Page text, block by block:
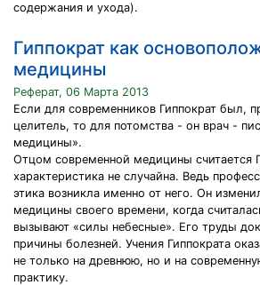
содержания и ухода).
Гиппократ как
медицины
Реферат, 06 Марта 2013
Если для современников Гиппократ был,
целитель, то для потомства - он врач -
медицины».
Отцом современной медицины считается
характеристика не случайна. Ведь
этика возникла именно от него. Он
медицины своего времени, когда
вызывают «силы небесные». Его труды
причины болезней. Учения Гиппократа
не только на древнюю, но и на
практику.